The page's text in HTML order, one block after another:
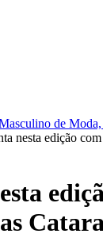
nesta edição